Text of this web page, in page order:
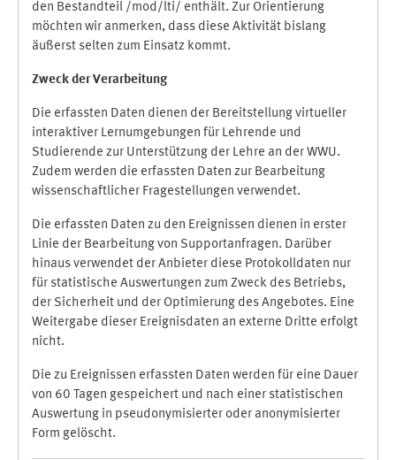
den Bestandteil /mod/lti/ enthält. Zur Orientierung
möchten wir anmerken, dass diese Aktivität bislang
äußerst selten zum Einsatz kommt.
Zweck der Verarbeitung
Die erfassten Daten dienen der Bereitstellung virtueller
interaktiver Lernumgebungen für Lehrende und
Studierende zur Unterstützung der Lehre an der WWU.
Zudem werden die erfassten Daten zur Bearbeitung
wissenschaftlicher Fragestellungen verwendet.
Die erfassten Daten zu den Ereignissen dienen in erster
Linie der Bearbeitung von Supportanfragen. Darüber
hinaus verwendet der Anbieter diese Protokolldaten nur
für statistische Auswertungen zum Zweck des Betriebs,
der Sicherheit und der Optimierung des Angebotes. Eine
Weitergabe dieser Ereignisdaten an externe Dritte erfolgt
nicht.
Die zu Ereignissen erfassten Daten werden für eine Dauer
von 60 Tagen gespeichert und nach einer statistischen
Auswertung in pseudonymisierter oder anonymisierter
Form gelöscht.